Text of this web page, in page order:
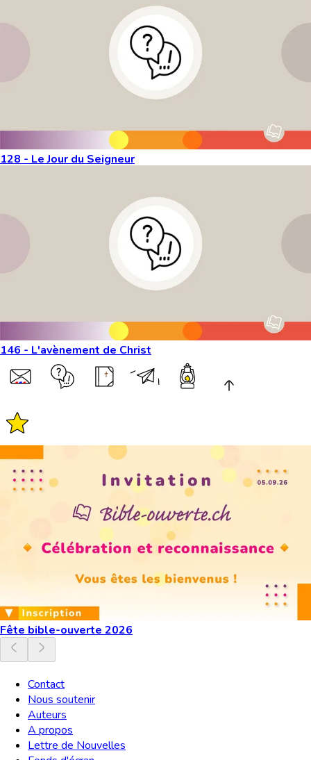
128 - Le Jour du Seigneur
146 - L'avènement de Christ
Fête bible-ouverte 2026
Contact
Nous soutenir
Auteurs
A propos
Lettre de Nouvelles